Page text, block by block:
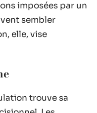
imposées par un
sembler
elle, vise
trouve sa